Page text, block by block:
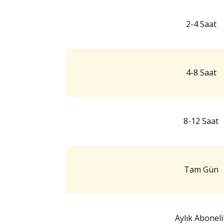
2-4 Saat
4-8 Saat
8-12 Saat
Tam Gün
Aylık